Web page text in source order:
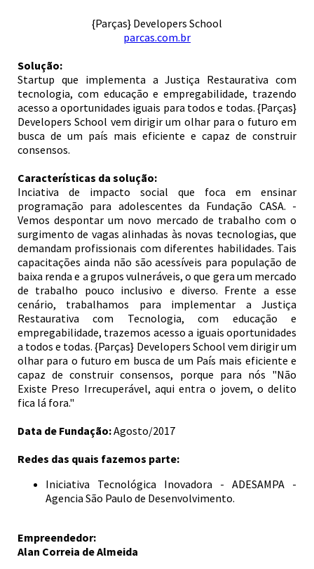
{Parças} Developers School
parcas.com.br
Solução:
Startup que implementa a Justiça Restaurativa com
tecnologia, com educação e empregabilidade, trazendo
acesso a oportunidades iguais para todos e todas. {Parças}
Developers School vem dirigir um olhar para o futuro em
busca de um país mais eficiente e capaz de construir
consensos.
Características da solução:
Inciativa de impacto social que foca em ensinar
programação para adolescentes da Fundação CASA. -
Vemos despontar um novo mercado de trabalho com o
surgimento de vagas alinhadas às novas tecnologias, que
demandam profissionais com diferentes habilidades. Tais
capacitações ainda não são acessíveis para população de
baixa renda e a grupos vulneráveis, o que gera um mercado
de trabalho pouco inclusivo e diverso. Frente a esse
cenário, trabalhamos para implementar a Justiça
Restaurativa com Tecnologia, com educação e
empregabilidade, trazemos acesso a iguais oportunidades
a todos e todas. {Parças} Developers School vem dirigir um
olhar para o futuro em busca de um País mais eficiente e
capaz de construir consensos, porque para nós "Não
Existe Preso Irrecuperável, aqui entra o jovem, o delito
fica lá fora."
Data de Fundação:Agosto/2017
Redes das quais fazemos parte:
Iniciativa Tecnológica Inovadora - ADESAMPA -
Agencia São Paulo de Desenvolvimento.
Empreendedor:
Alan Correia de Almeida